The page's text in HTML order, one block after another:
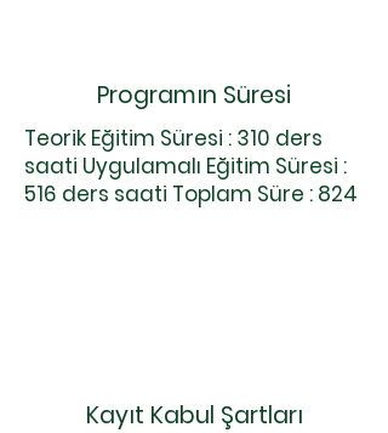
Programın Süresi
Teorik Eğitim Süresi : 310 ders
saati Uygulamalı Eğitim Süresi :
516 ders saati Toplam Süre : 824
Kayıt Kabul Şartları